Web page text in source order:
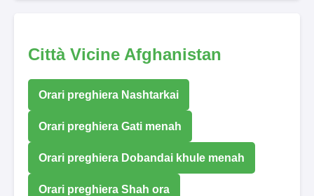
Città Vicine Afghanistan
Orari preghiera Nashtarkai
Orari preghiera Gati menah
Orari preghiera Dobandai khule menah
Orari preghiera Shah ora